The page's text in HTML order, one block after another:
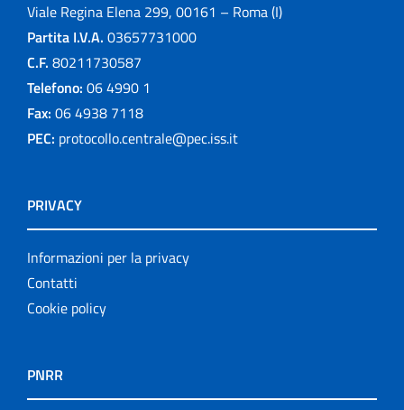
Viale Regina Elena 299, 00161 – Roma (I)
Partita I.V.A. 03657731000
C.F. 80211730587
Telefono: 06 4990 1
Fax: 06 4938 7118
PEC: protocollo.centrale@pec.iss.it
PRIVACY
Informazioni per la privacy
Contatti
Cookie policy
PNRR